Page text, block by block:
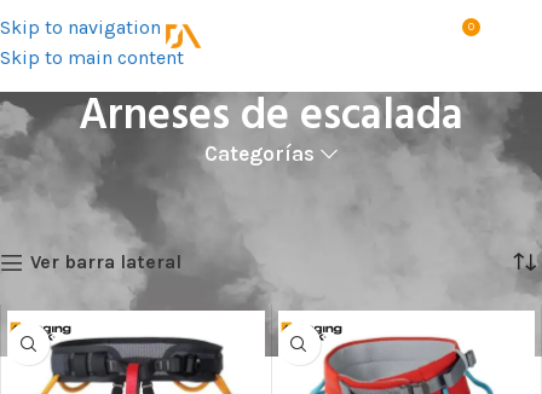
Skip to navigation
Skip to main content
MENÚ 0
Arneses de escalada
Categorías
Productos
Mostrando 1–12 de 41 resultados
Ver barra lateral